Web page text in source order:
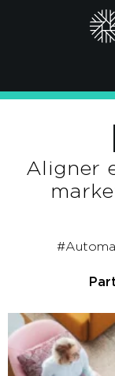
Aligner